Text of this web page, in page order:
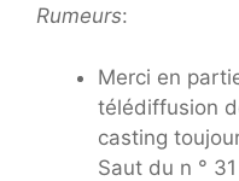
Rumeurs:
Merci en
télédiffusion
casting
Saut du n °